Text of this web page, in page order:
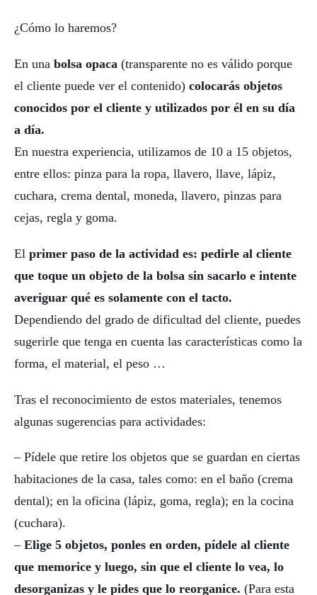
¿Cómo lo haremos?
En una bolsa opaca (transparente no es válido porque
el cliente puede ver el contenido) colocarás objetos
conocidos por el cliente y utilizados por él en su día
a día.
En nuestra experiencia, utilizamos de 10 a 15 objetos,
entre ellos: pinza para la ropa, llavero, llave, lápiz,
cuchara, crema dental, moneda, llavero, pinzas para
cejas, regla y goma.
El primer paso de la actividad es: pedirle al cliente
que toque un objeto de la bolsa sin sacarlo e intente
averiguar qué es solamente con el tacto.
Dependiendo del grado de dificultad del cliente, puedes
sugerirle que tenga en cuenta las características como la
forma, el material, el peso …
Tras el reconocimiento de estos materiales, tenemos
algunas sugerencias para actividades:
– Pídele que retire los objetos que se guardan en ciertas
habitaciones de la casa, tales como: en el baño (crema
dental); en la oficina (lápiz, goma, regla); en la cocina
(cuchara).
– Elige 5 objetos, ponles en orden, pídele al cliente
que memorice y luego, sin que el cliente lo vea, lo
desorganizas y le pides que lo reorganice. (Para esta